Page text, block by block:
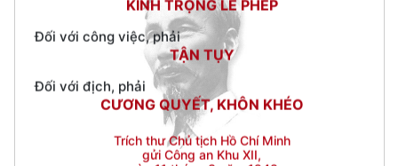
Đối với địch, phải
CƯƠNG QUYẾT, KHÔN KHÉO
Trích thư Chủ tịch Hồ Chí Minh
gửi Công an Khu XII,
ngày 11 tháng 3 năm 1948.